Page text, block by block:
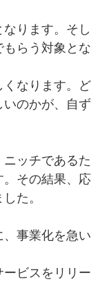
ります。そし
らう対象とな
くなります。ど
のかが、自ず
ッチであるた
その結果、応
た。
、事業化を急い
ビスをリリー